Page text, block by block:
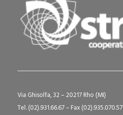
Via Ghisolfa, 32 – 20217 Rho (MI)
Tel. (02).931.66.67 – Fax (02).935.070.57